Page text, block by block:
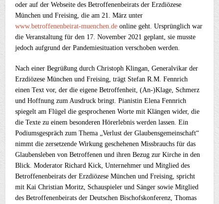
oder auf der Webseite des Betroffenenbeirats der Erzdiözese
München und Freising, die am 21. März unter
www.betroffenenbeirat-muenchen.de online geht. Ursprünglich war
die Veranstaltung für den 17. November 2021 geplant, sie musste
jedoch aufgrund der Pandemiesituation verschoben werden.
Nach einer Begrüßung durch Christoph Klingan, Generalvikar der
Erzdiözese München und Freising, trägt Stefan R.M. Fennrich
einen Text vor, der die eigene Betroffenheit, (An-)Klage, Schmerz
und Hoffnung zum Ausdruck bringt. Pianistin Elena Fennrich
spiegelt am Flügel die gesprochenen Worte mit Klängen wider, die
die Texte zu einem besonderen Hörerlebnis werden lassen. Ein
Podiumsgespräch zum Thema „Verlust der Glaubensgemeinschaft“
nimmt die zersetzende Wirkung geschehenen Missbrauchs für das
Glaubensleben von Betroffenen und ihren Bezug zur Kirche in den
Blick. Moderator Richard Kick, Unternehmer und Mitglied des
Betroffenenbeirats der Erzdiözese München und Freising, spricht
mit Kai Christian Moritz, Schauspieler und Sänger sowie Mitglied
des Betroffenenbeirats der Deutschen Bischofskonferenz, Thomas